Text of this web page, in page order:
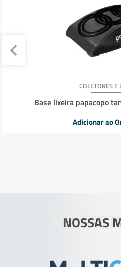
COLETORES E
Base lixeira papacopo
Adicionar ao
NOSSAS
NOSSAS